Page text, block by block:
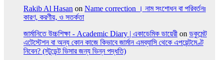
Rakib Al Hasan on Name correction । নাম সংশোধন বা পরিবর্তনঃ
কারণ, করণীয়, ও সতর্কতা
জার্মানিতে উচ্চশিক্ষা - Academic Diary | একাডেমিক ডায়েরী on ডকুমেন্ট
এটেস্টেশন বা অন্য কোন কাজে কিভাবে জার্মান এমব্যাসি থেকে এপয়েন্টমেণ্ট
নিবেন? (স্টুডেন্ট ভিসার জন্য ভিন্ন পদ্ধতি)